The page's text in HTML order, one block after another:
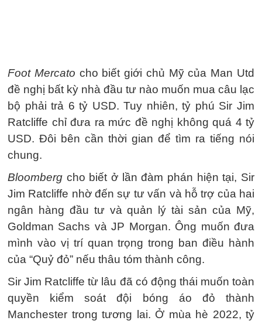
Foot Mercato cho biết giới chủ Mỹ của Man Utd
đề nghị bất kỳ nhà đầu tư nào muốn mua câu lạc
bộ phải trả 6 tỷ USD. Tuy nhiên, tỷ phú Sir Jim
Ratcliffe chỉ đưa ra mức đề nghị không quá 4 tỷ
USD. Đôi bên cần thời gian để tìm ra tiếng nói
chung.
Bloomberg cho biết ở lần đàm phán hiện tại, Sir
Jim Ratcliffe nhờ đến sự tư vấn và hỗ trợ của hai
ngân hàng đầu tư và quản lý tài sản của Mỹ,
Goldman Sachs và JP Morgan. Ông muốn đưa
mình vào vị trí quan trọng trong ban điều hành
của “Quỷ đỏ” nếu thâu tóm thành công.
Sir Jim Ratcliffe từ lâu đã có động thái muốn toàn
quyền kiểm soát đội bóng áo đỏ thành
Manchester trong tương lai. Ở mùa hè 2022, tỷ